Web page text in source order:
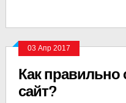
03 Апр 2017
Как правильно
сайт?